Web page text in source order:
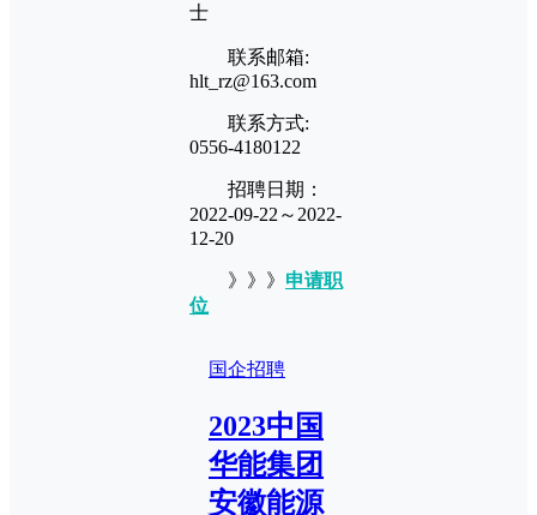
士
联系邮箱:
hlt_rz@163.com
联系方式:
0556-4180122
招聘日期：
2022-09-22～2022-
12-20
》》》 申请职
位
国企招聘
2023中国
华能集团
安徽能源